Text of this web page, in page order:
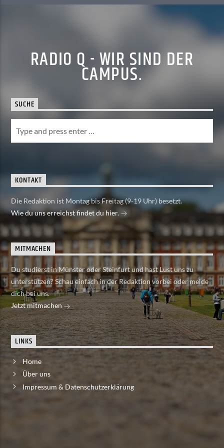
RADIO Q - WIR SIND DER
CAMPUS.
SUCHE
KONTAKT
Die Redaktion ist Montag bis Freitag (9-19 Uhr) besetzt.
Wie du uns erreichst findet du hier.
MITMACHEN
Du studierst in Münster oder Steinfurt und hast Lust uns zu
unterstützen? Schau einfach in der Redaktion vorbei oder melde
dich bei uns.
Jetzt mitmachen
LINKS
Home
Über uns
Impressum & Datenschutzerklärung